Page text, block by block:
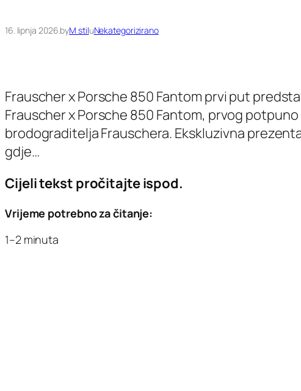
16. lipnja 2026.byM stiluNekategorizirano
Frauscher x Porsche 850 Fantom prvi put
Frauscher x Porsche 850 Fantom, prvog
brodograditelja Frauschera. Ekskluzivna
gdje…
Cijeli tekst pročitajte ispod.
Vrijeme potrebno za čitanje:
1–2 minuta